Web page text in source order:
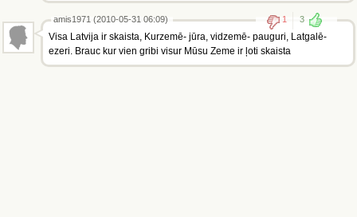
amis1971 (2010-05-31 06:09) 1 3
Visa Latvija ir skaista, Kurzemē- jūra, vidzemē- pauguri, Latgalē-
ezeri. Brauc kur vien gribi visur Mūsu Zeme ir ļoti skaista